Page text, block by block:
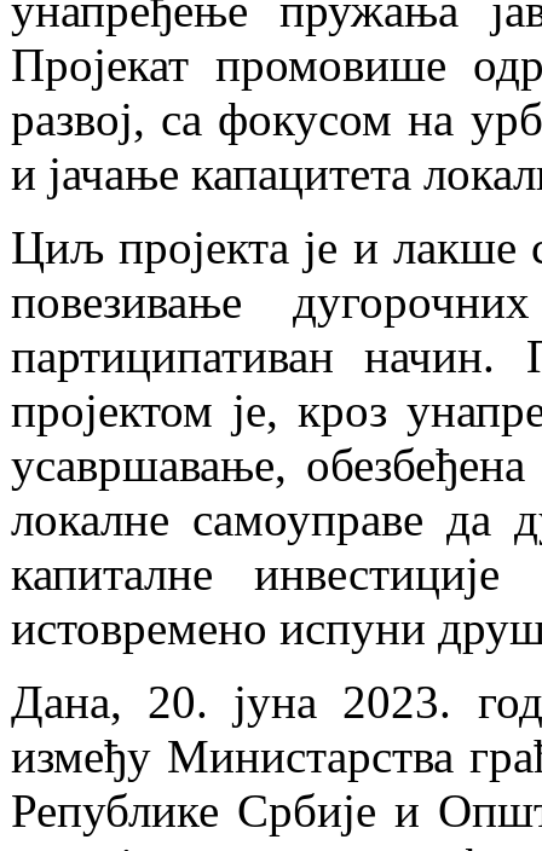
унапређење пружања
Пројекат промовише
развој, са фокусом на
и јачање капацитета
Циљ пројекта је и лакше
повезивање
партиципативан начин.
пројектом је, кроз
усавршавање,
локалне самоуправе да
капиталне
истовремено испуни
Дана, 20. јуна 2023.
између Министарства
Републике Србије и